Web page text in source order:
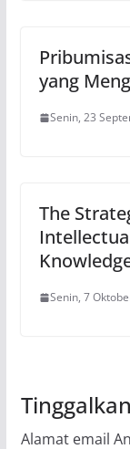
yang
Senin, 23
The
Senin, 7
Alamat email